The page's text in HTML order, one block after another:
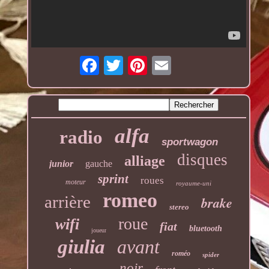
radio alfa sportwagon
junior gauche alliage disques
moteur sprint roues royaume-uni
arrière romeo stereo brake
wifi joueur roue fiat bluetooth
giulia avant roméo spider